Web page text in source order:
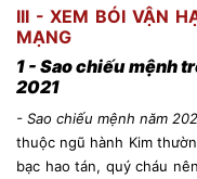
III - XEM BÓI VẬN
MẠNG
1 - Sao chiếu mệnh
2021
- Sao chiếu mệnh năm
thuộc ngũ hành Kim
bạc hao tán, quý cháu